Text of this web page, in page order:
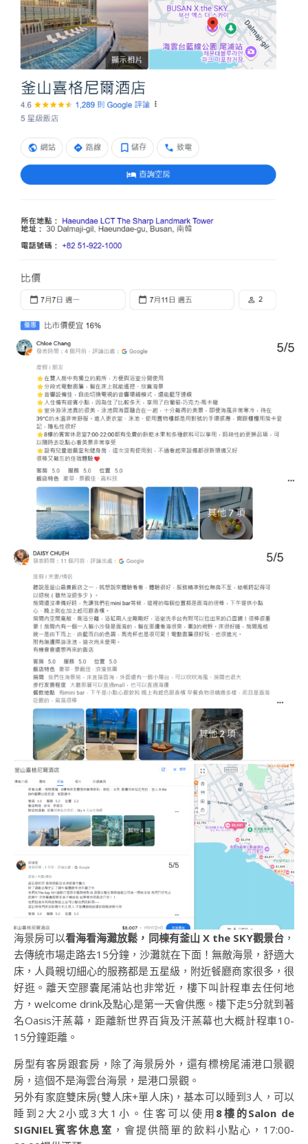
海景房可以看海看海灘放鬆，同棟有釜山 X the SKY觀景台 ，
去傳統市場走路去15分鐘，沙灘就在下面！無敵海景，舒適大
床，人員親切細心的服務都是五星級，附近餐廳商家很多，很
好逛。離天空膠囊尾浦站也非常近，樓下叫計程車去任何地
方，welcome drink及點心是第一天會供應。樓下走5分就到著
名Oasis汗蒸幕，距離新世界百貨及汗蒸幕也大概計程車10-
15分鐘距離。
房型有客房跟套房，除了海景房外，還有標榜尾浦港口景觀
房，這個不是海雲台海景，是港口景觀。
另外有家庭雙床房(雙人床+單人床)，基本可以睡到3人，可以
睡到2大2小或3大1小。住客可以使用 8樓的Salon de
SIGNIEL賓客休息室 ，會提供簡單的飲料小點心，17:00-